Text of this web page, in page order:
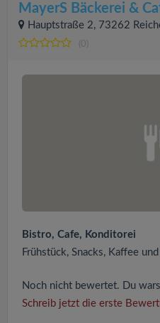
MayerS Bäckerei &
Hauptstraße 2, 73262
(0)
Bistro, Cafe, Konditorei
Frühstück, Snacks, Kaffee
Noch nicht bewertet. Du
Schreib jetzt die erste